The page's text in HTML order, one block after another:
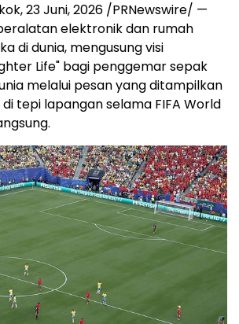
,23 Juni, 2026 /PRNewswire/ —
elektronik dan rumah
di dunia, mengusung visi
Life" bagi penggemar sepak
melalui pesan yang ditampilkan
tepi lapangan selama FIFA World